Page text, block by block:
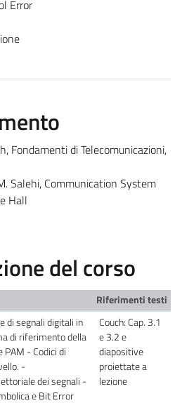
Error
Fondamenti di Telecomunicazioni,
Salehi, Communication System
Hall
del corso
Riferimenti testi
di segnali digitali in
di riferimento della
PAM - Codici di
-
dei segnali -
e Bit Error
Couch: Cap. 3.1
e 3.2 e
diapositive
proiettate a
lezione